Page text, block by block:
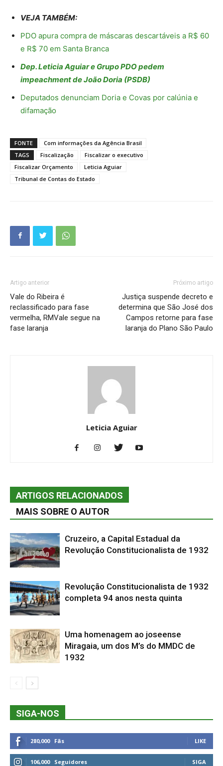
VEJA TAMBÉM:
PDO apura compra de máscaras descartáveis a R$ 60
e R$ 70 em Santa Branca
Dep. Leticia Aguiar e Grupo PDO pedem
impeachment de João Doria (PSDB)
Deputados denunciam Doria e Covas por calúnia e
difamação
FONTE
Com informações da Agência Brasil
TAGS
Fiscalização
Fiscalizar o executivo
Fiscalizar Orçamento
Leticia Aguiar
Tribunal de Contas do Estado
Artigo anterior
Vale do Ribeira é
reclassificado para fase
vermelha, RMVale segue na
fase laranja
Próximo artigo
Justiça suspende decreto e
determina que São José dos
Campos retorne para fase
laranja do Plano São Paulo
Leticia Aguiar
ARTIGOS RELACIONADOS
MAIS SOBRE O AUTOR
Cruzeiro, a Capital Estadual da
Revolução Constitucionalista de 1932
Revolução Constitucionalista de 1932
completa 94 anos nesta quinta
Uma homenagem ao joseense
Miragaia, um dos M’s do MMDC de
1932
SIGA-NOS
280,000 Fãs LIKE
106,000 Seguidores SIGA